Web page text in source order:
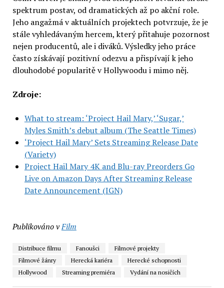
spektrum postav, od dramatických až po akční role.
Jeho angažmá v aktuálních projektech potvrzuje, že je
stále vyhledávaným hercem, který přitahuje pozornost
nejen producentů, ale i diváků. Výsledky jeho práce
často získávají pozitivní odezvu a přispívají k jeho
dlouhodobé popularitě v Hollywoodu i mimo něj.
Zdroje:
What to stream: ‘Project Hail Mary,’ ‘Sugar,’
Myles Smith’s debut album (The Seattle Times)
‘Project Hail Mary’ Sets Streaming Release Date
(Variety)
Project Hail Mary 4K and Blu-ray Preorders Go
Live on Amazon Days After Streaming Release
Date Announcement (IGN)
Publikováno vFilm
Distribuce filmu Fanoušci
Filmové projekty
Filmové žánry
Herecká kariéra
Herecké schopnosti
Hollywood
Streaming premiéra Vydání na nosičích